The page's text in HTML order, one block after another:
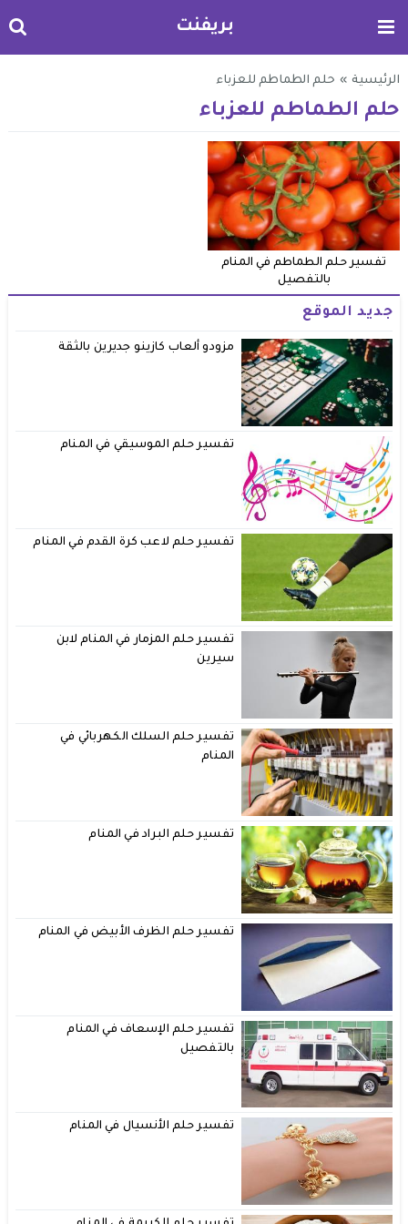
بريفنت
الرئيسية » حلم الطماطم للعزباء
حلم الطماطم للعزباء
تفسير حلم الطماطم في المنام
بالتفصيل
جديد الموقع
مزودو ألعاب كازينو جديرين بالثقة
تفسير حلم الموسيقي في المنام
تفسير حلم لاعب كرة القدم في المنام
تفسير حلم المزمار في المنام لابن
سيرين
تفسير حلم السلك الكهربائي في
المنام
تفسير حلم البراد في المنام
تفسير حلم الظرف الأبيض في المنام
تفسير حلم الإسعاف في المنام
بالتفصيل
تفسير حلم الأنسيال في المنام